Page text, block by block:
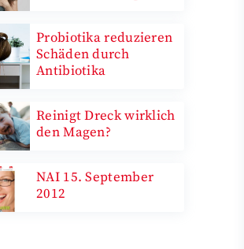
Probiotika reduzieren
Schäden durch
Antibiotika
Reinigt Dreck wirklich
den Magen?
NAI 15. September
2012